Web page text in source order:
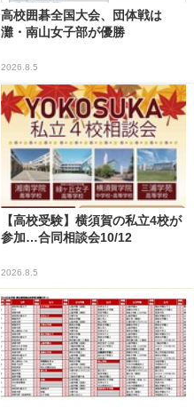
高校囲碁全国大会、団体戦は
灘・南山女子部が優勝
2026.8.5
【高校受験】横須賀の私立4校が
参加…合同相談会10/12
2026.8.5